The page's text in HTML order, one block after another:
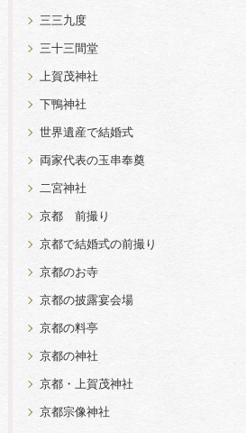
三三九度
三十三間堂
上賀茂神社
下鴨神社
世界遺産で結婚式
両家代表の玉串奉奠
二宮神社
京都 前撮り
京都で結婚式の前撮り
京都のお寺
京都の披露宴会場
京都の料亭
京都の神社
京都・上賀茂神社
京都宗像神社